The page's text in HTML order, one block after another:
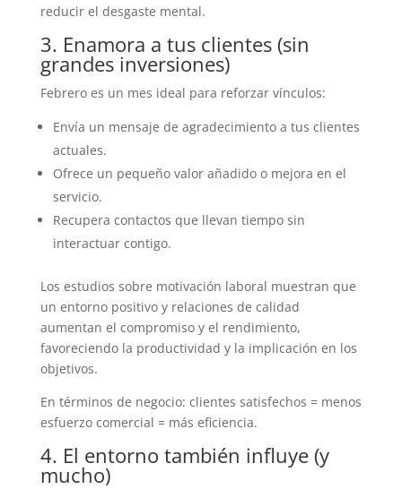
reducir el desgaste mental.
3. Enamora a tus clientes (sin
grandes inversiones)
Febrero es un mes ideal para reforzar vínculos:
Envía un mensaje de agradecimiento a tus clientes
actuales.
Ofrece un pequeño valor añadido o mejora en el
servicio.
Recupera contactos que llevan tiempo sin
interactuar contigo.
Los estudios sobre motivación laboral muestran que
un entorno positivo y relaciones de calidad
aumentan el compromiso y el rendimiento,
favoreciendo la productividad y la implicación en los
objetivos.
En términos de negocio: clientes satisfechos = menos
esfuerzo comercial = más eficiencia.
4. El entorno también influye (y
mucho)